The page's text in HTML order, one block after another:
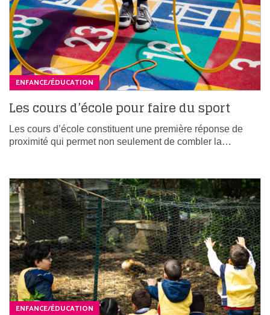
ENFANCE/ÉDUCATION
Les cours d’école pour faire du sport
Les cours d’école constituent une première réponse de
proximité qui permet non seulement de combler la…
ENFANCE/ÉDUCATION